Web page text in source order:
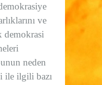
ve
demokrasi
neden
ile ilgili bazı